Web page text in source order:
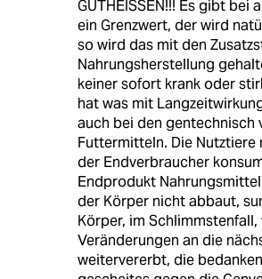
GUTHEISSEN!!! Es gibt bei
ein Grenzwert, der wird
so wird das mit den
Nahrungsherstellung
keiner sofort krank oder
hat was mit
auch bei den gentechnisch
Futtermitteln. Die Nutztiere
der Endverbraucher
Endprodukt
der Körper nicht abbaut,
Körper, im
Veränderungen an die
weitervererbt, die